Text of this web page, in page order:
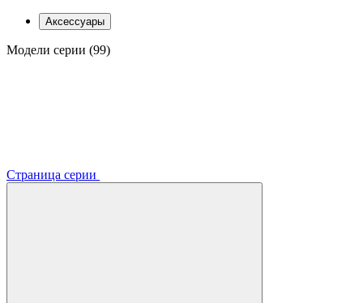
Аксессуары
Модели серии (99)
Страница серии